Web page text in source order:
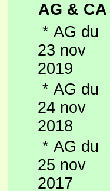
AG & CA
* AG du
23 nov
2019
* AG du
24 nov
2018
* AG du
25 nov
2017